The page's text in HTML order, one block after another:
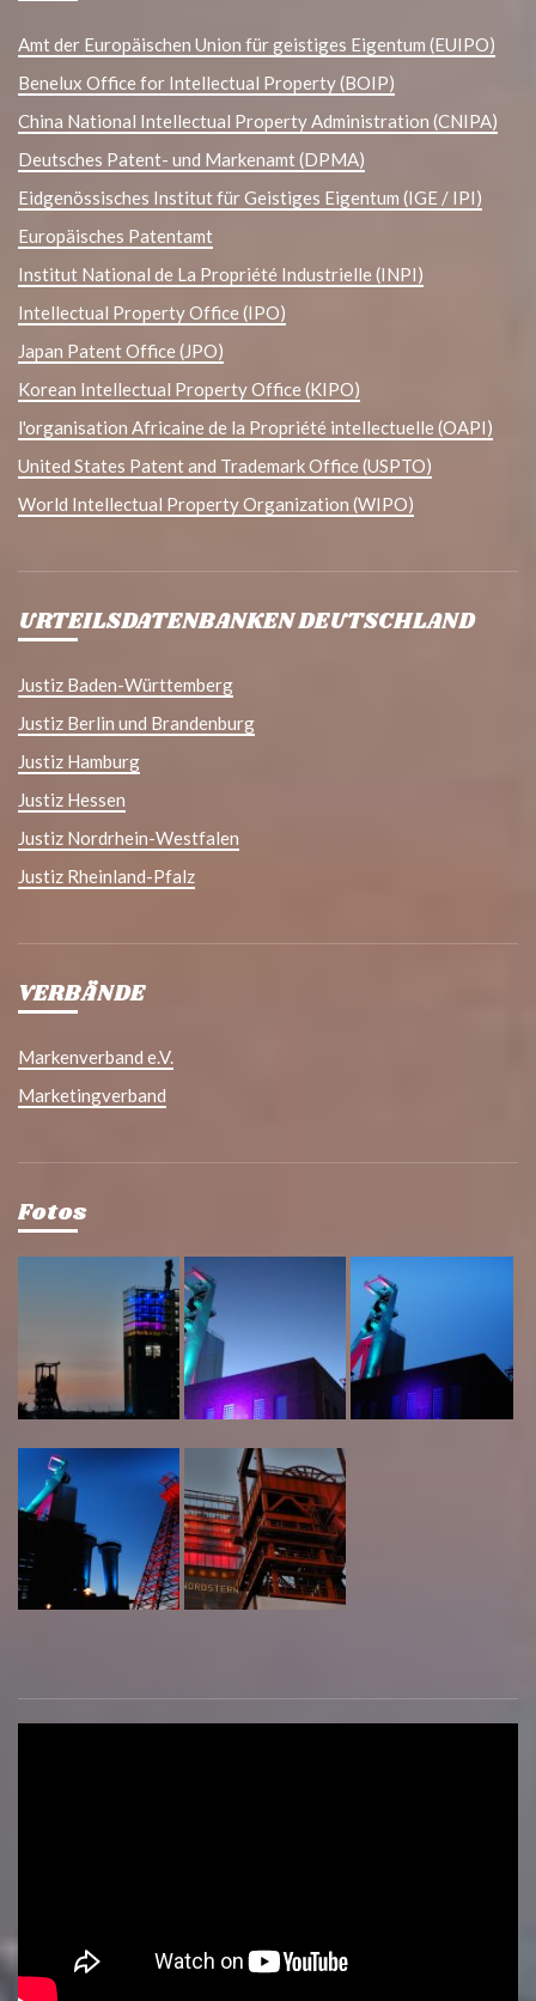
Amt der Europäischen Union für geistiges Eigentum (EUIPO)
Benelux Office for Intellectual Property (BOIP)
China National Intellectual Property Administration (CNIPA)
Deutsches Patent- und Markenamt (DPMA)
Eidgenössisches Institut für Geistiges Eigentum (IGE / IPI)
Europäisches Patentamt
Institut National de La Propriété Industrielle (INPI)
Intellectual Property Office (IPO)
Japan Patent Office (JPO)
Korean Intellectual Property Office (KIPO)
l'organisation Africaine de la Propriété intellectuelle (OAPI)
United States Patent and Trademark Office (USPTO)
World Intellectual Property Organization (WIPO)
URTEILSDATENBANKEN DEUTSCHLAND
Justiz Baden-Württemberg
Justiz Berlin und Brandenburg
Justiz Hamburg
Justiz Hessen
Justiz Nordrhein-Westfalen
Justiz Rheinland-Pfalz
VERBÄNDE
Markenverband e.V.
Marketingverband
Fotos